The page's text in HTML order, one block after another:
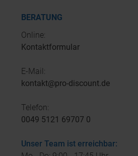
BERATUNG
Online:
Kontaktformular
E-Mail:
kontakt@pro-discount.de
Telefon:
0049 5121 69707 0
Unser Team ist erreichbar: